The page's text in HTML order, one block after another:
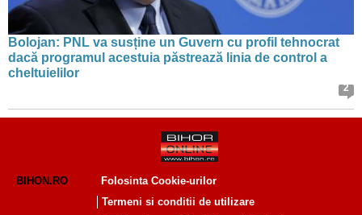
Bolojan: PNL va susține un Guvern cu profil tehnocrat
dacă programul acestuia păstrează linia de control a
cheltuielilor
2
BIHON.RO
Folosinta Cookie-urilor
Termeni si conditii de utilizare